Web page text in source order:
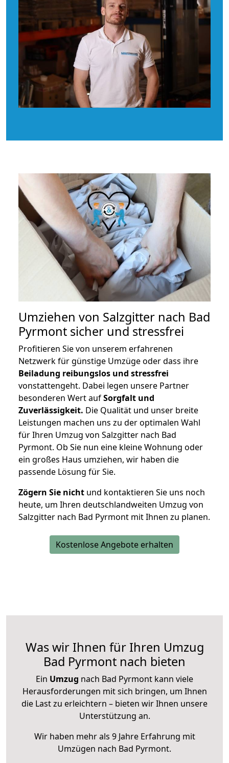
Umziehen von Salzgitter nach Bad
Pyrmont sicher und stressfrei
Profitieren Sie von unserem erfahrenen
Netzwerk für günstige Umzüge oder dass ihre
Beiladung reibungslos und stressfrei
vonstattengeht. Dabei legen unsere Partner
besonderen Wert aufSorgfalt und
Zuverlässigkeit. Die Qualität und unser breite
Leistungen machen uns zu der optimalen Wahl
für Ihren Umzug von Salzgitter nach Bad
Pyrmont. Ob Sie nun eine kleine Wohnung oder
ein großes Haus umziehen, wir haben die
passende Lösung für Sie.
Zögern Sie nicht und kontaktieren Sie uns noch
heute, um Ihren deutschlandweiten Umzug von
Salzgitter nach Bad Pyrmont mit Ihnen zu planen.
Kostenlose Angebote erhalten
Was wir Ihnen für Ihren Umzug
Bad Pyrmont nach bieten
Ein Umzug nach Bad Pyrmont kann viele
Herausforderungen mit sich bringen, um Ihnen
die Last zu erleichtern – bieten wir Ihnen unsere
Unterstützung an.
Wir haben mehr als 9 Jahre Erfahrung mit
Umzügen nach Bad Pyrmont.